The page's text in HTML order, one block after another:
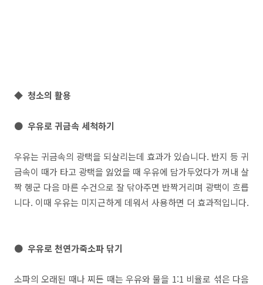
◆ 청소의 활용
● 우유로 귀금속 세척하기
우유는 귀금속의 광택을 되살리는데 효과가 있습니다. 반지 등 귀
금속이 때가 타고 광택을 잃었을 때 우유에 담가두었다가 꺼내 살
짝 헹군 다음 마른 수건으로 잘 닦아주면 반짝거리며 광택이 흐릅
니다. 이때 우유는 미지근하게 데워서 사용하면 더 효과적입니다.
● 우유로 천연가죽소파 닦기
소파의 오래된 때나 찌든 때는 우유와 물을 1:1 비율로 섞은 다음